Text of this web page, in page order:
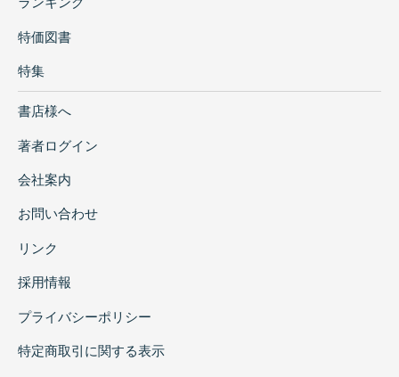
特価図書
特集
書店様へ
著者ログイン
会社案内
お問い合わせ
リンク
採用情報
プライバシーポリシー
特定商取引に関する表示